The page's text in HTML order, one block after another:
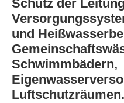
Schutz der
und
Schwimmbädern,
Luftschutzräumen.